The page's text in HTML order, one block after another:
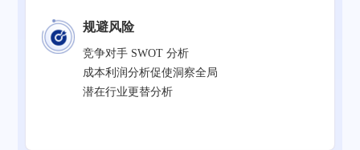
规避风险
竞争对手 SWOT 分析
成本利润分析促使洞察全局
潜在行业更替分析